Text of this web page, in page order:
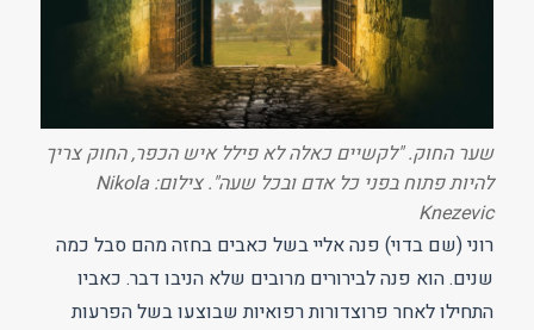
שער החוק. "לקשיים כאלה לא פילל איש הכפר, החוק צריך
להיות פתוח בפני כל אדם ובכל שעה". צילום: Nikola
Knezevic
רוני (שם בדוי) פנה אליי בשל כאבים בחזה מהם סבל כמה
שנים. הוא פנה לבירורים מרובים שלא הניבו דבר. כאביו
התחילו לאחר פרוצדורות רפואיות שבוצעו בשל הפרעות